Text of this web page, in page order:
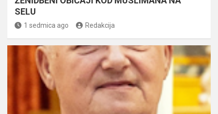
SELU
1 sedmica ago Redakcija